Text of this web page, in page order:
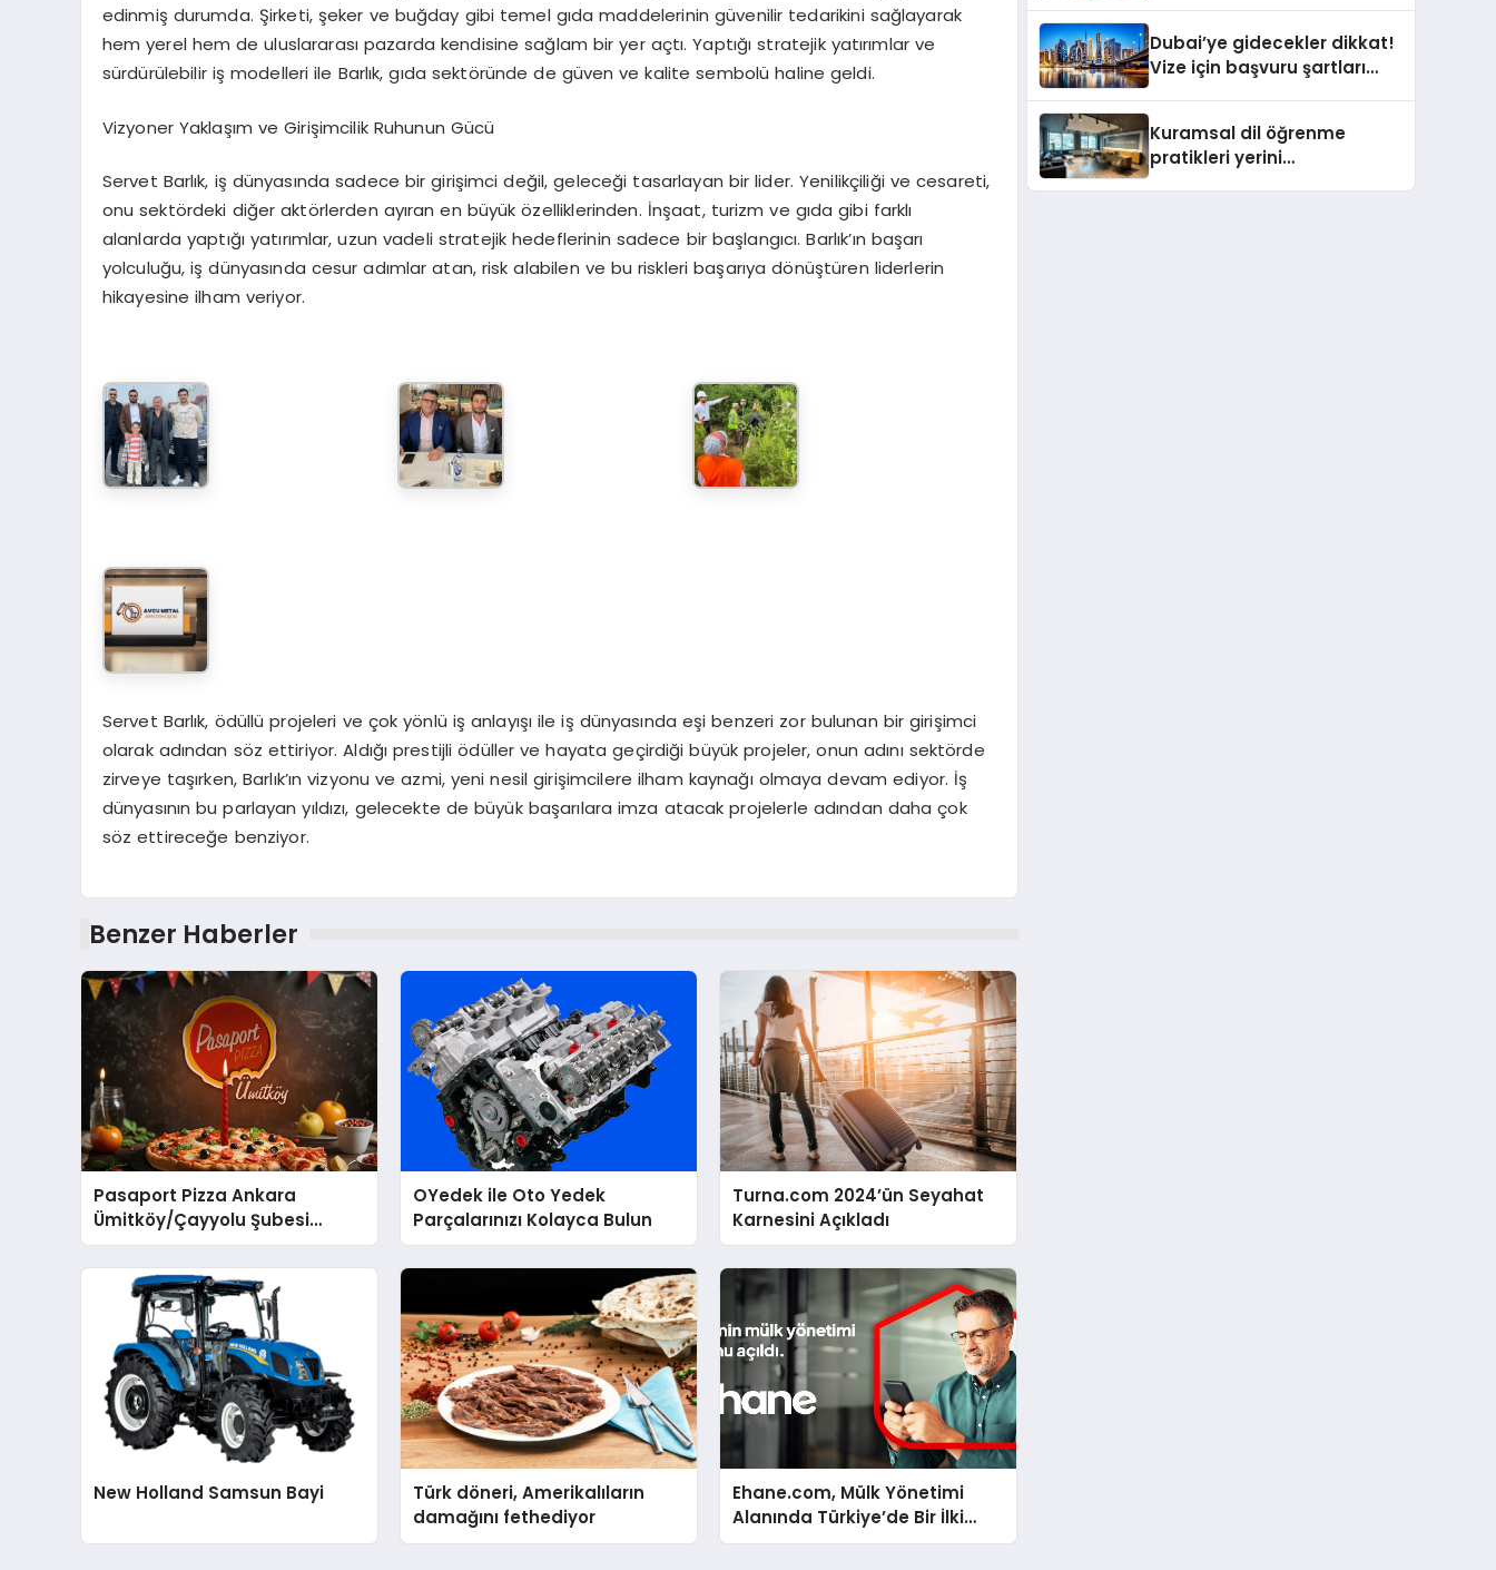
edinmiş durumda. Şirketi, şeker ve buğday gibi temel gıda maddelerinin güvenilir tedarikini sağlayarak
hem yerel hem de uluslararası pazarda kendisine sağlam bir yer açtı. Yaptığı stratejik yatırımlar ve
sürdürülebilir iş modelleri ile Barlık, gıda sektöründe de güven ve kalite sembolü haline geldi.
Vizyoner Yaklaşım ve Girişimcilik Ruhunun Gücü
Servet Barlık, iş dünyasında sadece bir girişimci değil, geleceği tasarlayan bir lider. Yenilikçiliği ve cesareti,
onu sektördeki diğer aktörlerden ayıran en büyük özelliklerinden. İnşaat, turizm ve gıda gibi farklı
alanlarda yaptığı yatırımlar, uzun vadeli stratejik hedeflerinin sadece bir başlangıcı. Barlık’ın başarı
yolculuğu, iş dünyasında cesur adımlar atan, risk alabilen ve bu riskleri başarıya dönüştüren liderlerin
hikayesine ilham veriyor.
Servet Barlık, ödüllü projeleri ve çok yönlü iş anlayışı ile iş dünyasında eşi benzeri zor bulunan bir girişimci
olarak adından söz ettiriyor. Aldığı prestijli ödüller ve hayata geçirdiği büyük projeler, onun adını sektörde
zirveye taşırken, Barlık’ın vizyonu ve azmi, yeni nesil girişimcilere ilham kaynağı olmaya devam ediyor. İş
dünyasının bu parlayan yıldızı, gelecekte de büyük başarılara imza atacak projelerle adından daha çok
söz ettireceğe benziyor.
Benzer Haberler
Pasaport Pizza Ankara
Ümitköy/Çayyolu Şubesi
Açıldı!
OYedek ile Oto Yedek
Parçalarınızı Kolayca Bulun
Turna.com 2024’ün Seyahat
Karnesini Açıkladı
New Holland Samsun Bayi
Türk döneri, Amerikalıların
damağını fethediyor
Ehane.com, Mülk Yönetimi
Alanında Türkiye’de Bir İlki
Gerçekleştirmek İçin Yayında
Dubai’ye gidecekler dikkat!
Vize için başvuru şartları
Kuramsal dil öğrenme
pratikleri yerini